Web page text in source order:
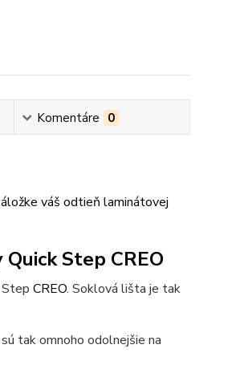
Komentáre 0
váš odtieň laminátovej
Step CREO
CREO. Soklová lišta je tak
tak omnoho odolnejšie na